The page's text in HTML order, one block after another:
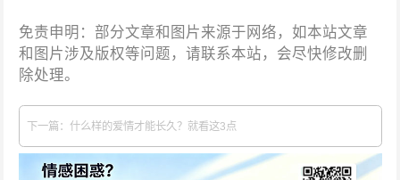
免责申明：部分文章和图片来源于网络，如本站文章
和图片涉及版权等问题，请联系本站，会尽快修改删
除处理。
下一篇：什么样的爱情才能长久？就看这3点